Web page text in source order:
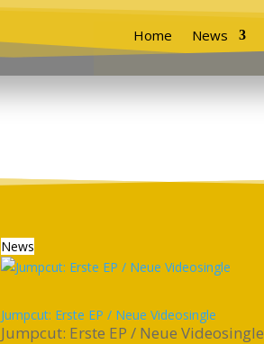
Home News
News
Jumpcut: Erste EP / Neue Videosingle
Jumpcut: Erste EP / Neue Videosingle